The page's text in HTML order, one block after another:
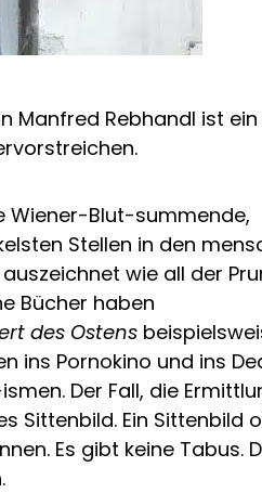
Manfred Rebhandl ist ein
Wiener-Blut-summende,
Stellen in den
wie all der
Bücher haben
des Ostens
ins Pornokino und ins
Der Fall, die
Sittenbild. Ein Sittenbild
Es gibt keine Tabus.